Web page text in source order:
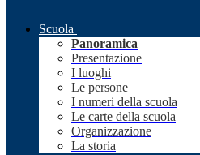
Scuola
Panoramica
Presentazione
I luoghi
Le persone
I numeri della scuola
Le carte della scuola
Organizzazione
La storia